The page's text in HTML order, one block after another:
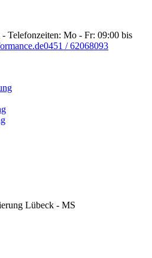
- Telefonzeiten: Mo - Fr: 09:00 bis
0451 / 62068093